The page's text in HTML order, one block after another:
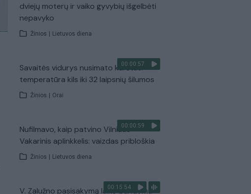
dviejų moterų ir vaiko gyvybių išgelbėti
nepavyko
Žinios Lietuvos diena
00:00:57
Savaitės vidurys nusimato karštas:
temperatūra kils iki 32 laipsnių šilumos
Žinios Orai
00:00:59
Nufilmavo, kaip patvino Vilniaus
Vakarinis aplinkkelis: vaizdas pribloškia
Žinios Lietuvos diena
00:15:54
V. Zalužno pasisakymą laiko bandymu